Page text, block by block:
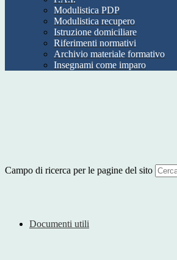
Modulistica PDP
Modulistica recupero
Istruzione domiciliare
Riferimenti normativi
Archivio materiale formativo
Insegnami come imparo
Campo di ricerca per le pagine del sito
Documenti utili